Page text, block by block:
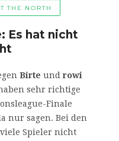
THE NORTH
Es hat nicht
Birte und rowi
sehr richtige
Finale
nur sagen. Bei den
Spieler nicht